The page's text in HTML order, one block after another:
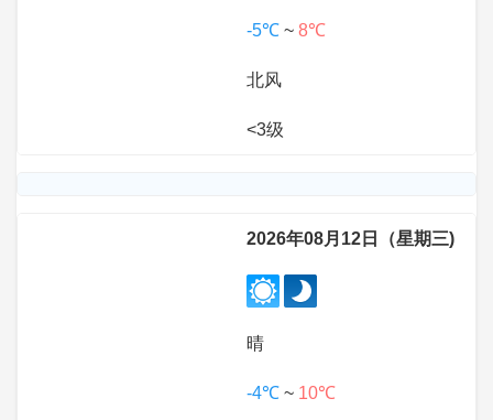
-5℃ ~ 8℃
北风
<3级
2026年08月12日（星期三)
晴
-4℃ ~ 10℃